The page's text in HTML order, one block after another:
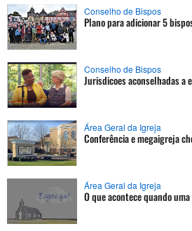
Conselho de Bispos
Plano para adicionar 5
Conselho de Bispos
Jurisdicoes aconselhadas a
Área Geral da Igreja
Conferência e megaigreja
Área Geral da Igreja
O que acontece quando